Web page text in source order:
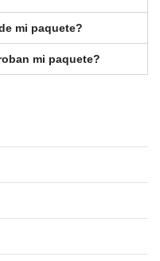
mi paquete?
mi paquete?